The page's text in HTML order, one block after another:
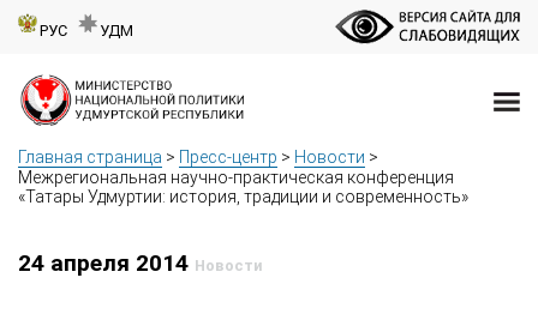
РУС УДМ
Главная страница > Пресс-центр > Новости >
Межрегиональная научно-практическая конференция
«Татары Удмуртии: история, традиции и современность»
24 апреля 2014 Новости